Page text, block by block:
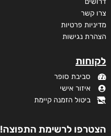
צרו קשר
מדיניות פרטיות
הצהרת נגישות
לקוחות
סביבת סופר
איזור אישי
ביטול הזמנה קיימת
הצטרפו לרשימת התפוצה!